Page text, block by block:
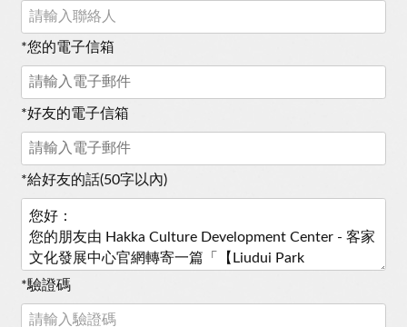
*您的電子信箱
*好友的電子信箱
*給好友的話(50字以內)
*驗證碼